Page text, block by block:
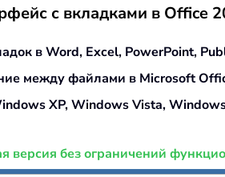
с вкладками в Office
в Word, Excel, PowerPoint,
между файлами в Microsoft
XP, Windows Vista,
версия без ограничений